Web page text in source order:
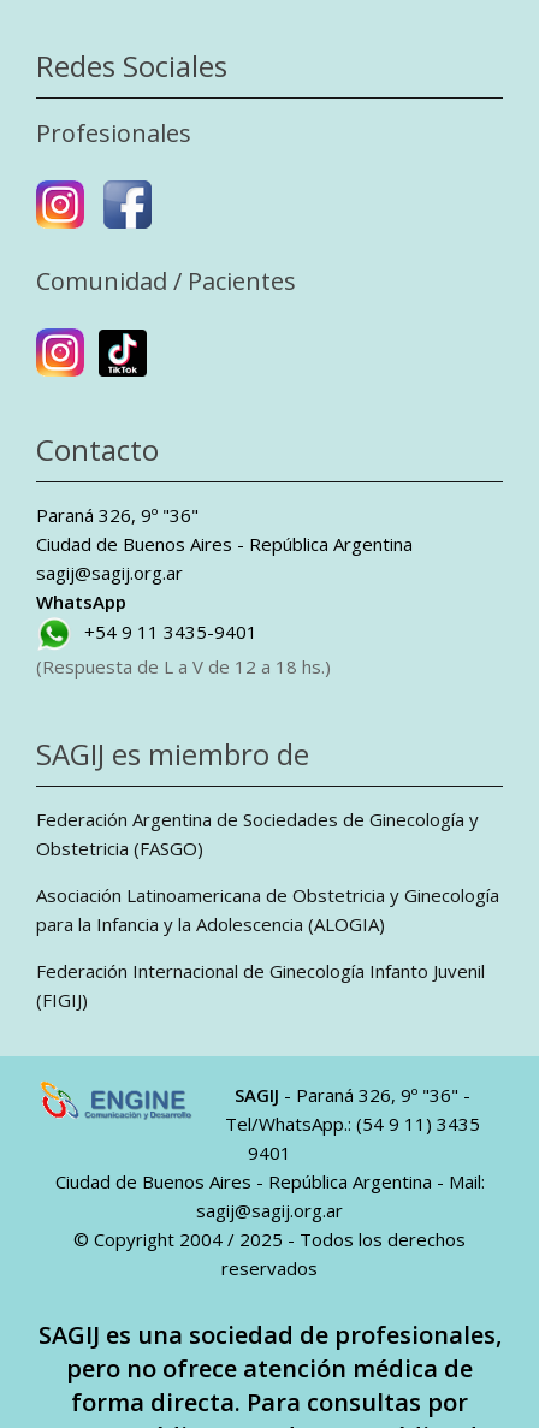
Redes Sociales
Profesionales
Comunidad / Pacientes
Contacto
Paraná 326, 9º "36"
Ciudad de Buenos Aires - República Argentina
sagij@sagij.org.ar
WhatsApp
+54 9 11 3435-9401
(Respuesta de L a V de 12 a 18 hs.)
SAGIJ es miembro de
Federación Argentina de Sociedades de Ginecología y
Obstetricia (FASGO)
Asociación Latinoamericana de Obstetricia y Ginecología
para la Infancia y la Adolescencia (ALOGIA)
Federación Internacional de Ginecología Infanto Juvenil
(FIGIJ)
SAGIJ - Paraná 326, 9º "36" -
Tel/WhatsApp.: (54 9 11) 3435
9401
Ciudad de Buenos Aires - República Argentina - Mail:
sagij@sagij.org.ar
© Copyright 2004 / 2025 - Todos los derechos
reservados
SAGIJ es una sociedad de profesionales,
pero no ofrece atención médica de
forma directa. Para consultas por